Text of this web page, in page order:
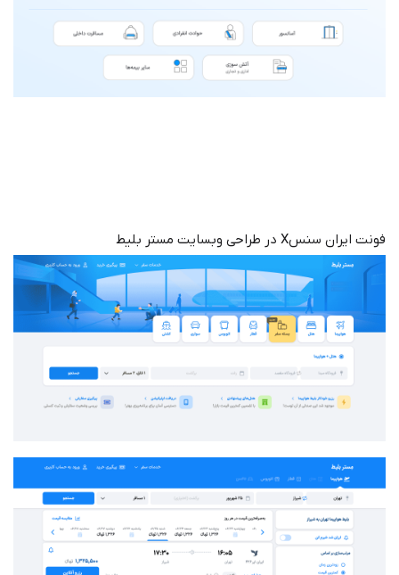
فونت ایران سنسX در طراحی وبسایت مستر بلیط